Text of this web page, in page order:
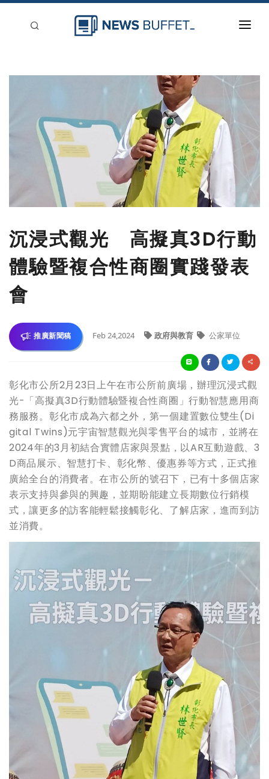
刊登
沉浸式觀光 高擬真3D行動
體驗暨複合性商圈實踐發表
會
推廣新聞稿 Feb 24,2024 政府與教育 公家單位
彰化市公所2月23日上午在市公所前廣場，辦理沉浸式觀
光-「高擬真3D行動體驗暨複合性商圈」行動智慧應用商
務服務。彰化市成為六都之外，第一個建置數位雙生(Di
gital Twins)元宇宙智慧觀光與零售平台的城市，並將在
2024年的3月初結合實體店家與景點，以AR互動遊戲、3
D商品展示、智慧打卡、彰化幣、優惠券等方式，正式推
廣給全台的消費者。在市公所的號召下，已有十多個店家
表示支持與參與的興趣，並期盼能建立長期數位行銷模
式，讓更多的訪客能輕鬆接觸彰化、了解店家，進而到訪
並消費。